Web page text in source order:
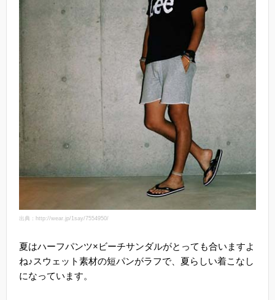
出典：http://wear.jp/1say/7554950/
夏はハーフパンツ×ビーチサンダルがとっても合いますよ
ね♪スウェット素材の短パンがラフで、夏らしい着こなし
になっています。